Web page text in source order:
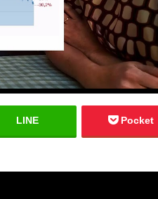
LINE Pocket